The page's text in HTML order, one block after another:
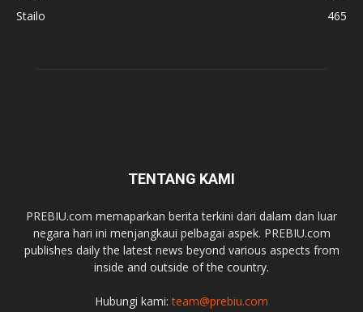
Stailo
465
TENTANG KAMI
PREBIU.com memaparkan berita terkini dari dalam dan luar
negara hari ini menjangkaui pelbagai aspek. PREBIU.com
publishes daily the latest news beyond various aspects from
inside and outside of the country.
Hubungi kami:team@prebiu.com